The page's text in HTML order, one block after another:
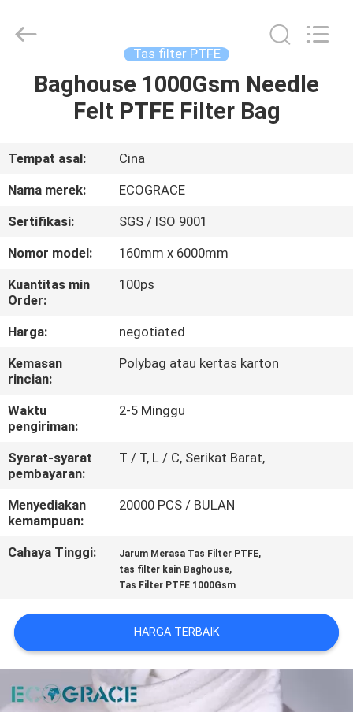
RUMAH
TENTANG
KAMI
TUR
PABRIK
KONTROL
KUALITAS
HUBUNGI
KAMI
PERMINTAAN
PENAWARAN
SITEMAP
PRIVACY
POLICY
ENVIROTECH
CO.,LTD.
Tas filter PTFE
Baghouse 1000Gsm Needle
Felt PTFE Filter Bag
Tempat asal:
Cina
Nama merek:
ECOGRACE
Sertifikasi:
SGS / ISO 9001
Nomor model:
160mm x 6000mm
Kuantitas min
Order:
100ps
Harga:
negotiated
Kemasan
rincian:
Polybag atau kertas karton
Waktu
pengiriman:
2-5 Minggu
Syarat-syarat
pembayaran:
T / T, L / C, Serikat Barat,
Menyediakan
kemampuan:
20000 PCS / BULAN
Cahaya Tinggi: Jarum Merasa Tas Filter PTFE,
tas filter kain Baghouse,
Tas Filter PTFE 1000Gsm
HARGA TERBAIK